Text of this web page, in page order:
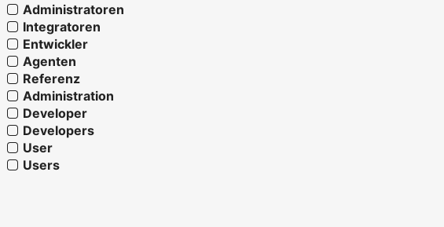
Administratoren
Integratoren
Entwickler
Agenten
Referenz
Administration
Developer
Developers
User
Users